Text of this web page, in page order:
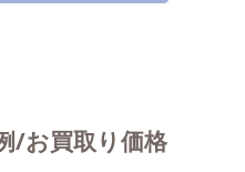
/お買取り価格